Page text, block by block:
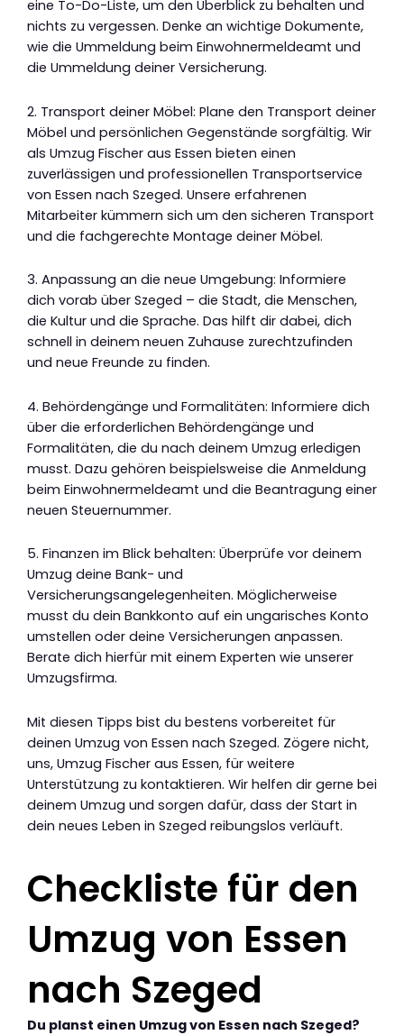
eine To-Do-Liste, um den Überblick zu behalten und
nichts zu vergessen. Denke an wichtige Dokumente,
wie die Ummeldung beim Einwohnermeldeamt und
die Ummeldung deiner Versicherung.
2. Transport deiner Möbel: Plane den Transport deiner
Möbel und persönlichen Gegenstände sorgfältig. Wir
als Umzug Fischer aus Essen bieten einen
zuverlässigen und professionellen Transportservice
von Essen nach Szeged. Unsere erfahrenen
Mitarbeiter kümmern sich um den sicheren Transport
und die fachgerechte Montage deiner Möbel.
3. Anpassung an die neue Umgebung: Informiere
dich vorab über Szeged – die Stadt, die Menschen,
die Kultur und die Sprache. Das hilft dir dabei, dich
schnell in deinem neuen Zuhause zurechtzufinden
und neue Freunde zu finden.
4. Behördengänge und Formalitäten: Informiere dich
über die erforderlichen Behördengänge und
Formalitäten, die du nach deinem Umzug erledigen
musst. Dazu gehören beispielsweise die Anmeldung
beim Einwohnermeldeamt und die Beantragung einer
neuen Steuernummer.
5. Finanzen im Blick behalten: Überprüfe vor deinem
Umzug deine Bank- und
Versicherungsangelegenheiten. Möglicherweise
musst du dein Bankkonto auf ein ungarisches Konto
umstellen oder deine Versicherungen anpassen.
Berate dich hierfür mit einem Experten wie unserer
Umzugsfirma.
Mit diesen Tipps bist du bestens vorbereitet für
deinen Umzug von Essen nach Szeged. Zögere nicht,
uns, Umzug Fischer aus Essen, für weitere
Unterstützung zu kontaktieren. Wir helfen dir gerne bei
deinem Umzug und sorgen dafür, dass der Start in
dein neues Leben in Szeged reibungslos verläuft.
Checkliste für den
Umzug von Essen
nach Szeged
Du planst einen Umzug von Essen nach Szeged?